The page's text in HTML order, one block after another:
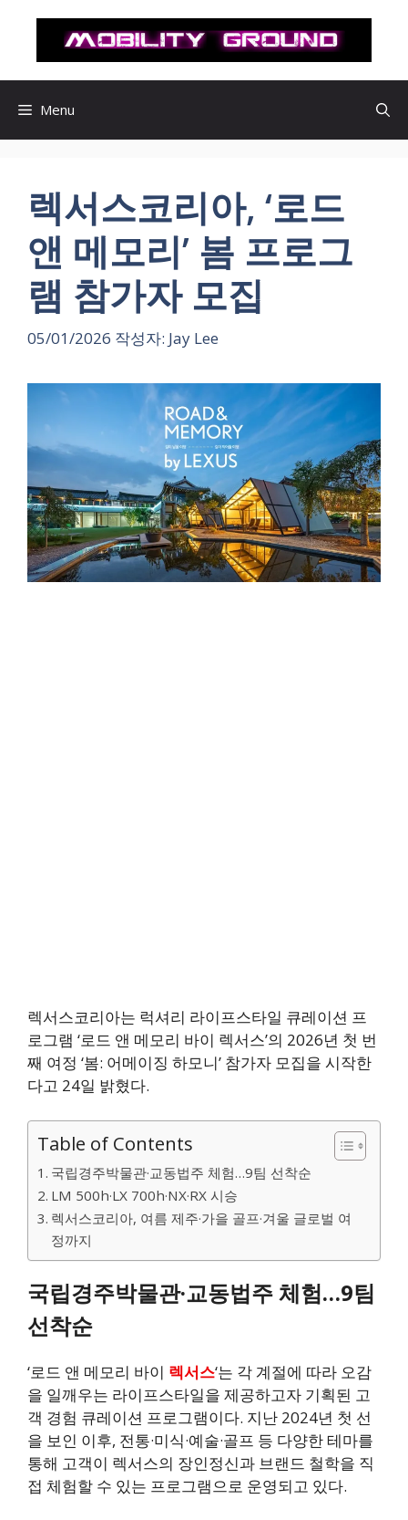
로
Menu
렉서스코리아, ‘로드
앤 메모리’ 봄 프로그
램 참가자 모집
05/01/2026 작성자: Jay Lee
렉서스코리아는 럭셔리 라이프스타일 큐레이션 프
로그램 ‘로드 앤 메모리 바이 렉서스’의 2026년 첫 번
째 여정 ‘봄: 어메이징 하모니’ 참가자 모집을 시작한
다고 24일 밝혔다.
Table of Contents
국립경주박물관·교동법주 체험…9팀 선착순
LM 500h·LX 700h·NX·RX 시승
렉서스코리아, 여름 제주·가을 골프·겨울 글로벌 여
정까지
국립경주박물관·교동법주 체험…9팀
선착순
‘로드 앤 메모리 바이 렉서스‘는 각 계절에 따라 오감
을 일깨우는 라이프스타일을 제공하고자 기획된 고
객 경험 큐레이션 프로그램이다. 지난 2024년 첫 선
을 보인 이후, 전통·미식·예술·골프 등 다양한 테마를
통해 고객이 렉서스의 장인정신과 브랜드 철학을 직
접 체험할 수 있는 프로그램으로 운영되고 있다.